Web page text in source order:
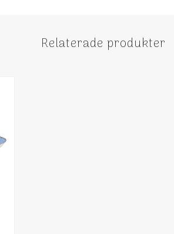
Relaterade produkter